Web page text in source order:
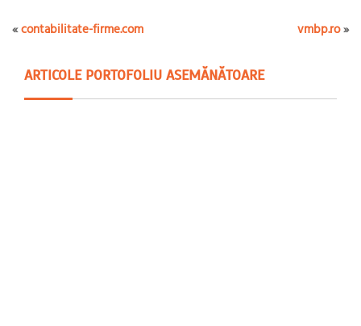
«contabilitate-firme.com vmbp.ro»
ARTICOLE PORTOFOLIU ASEMĂNĂTOARE